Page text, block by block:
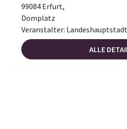
99084 Erfurt,
Domplatz
Veranstalter:
ALLE